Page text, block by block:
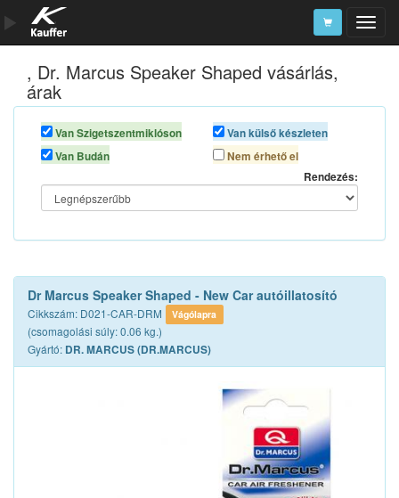
Szerszámkatalógus
Kosár
Alkatrészek
, Dr. Marcus Speaker Shaped vásárlás,
árak
Van Szigetszentmiklóson
Van Budán
Van külső készleten
Nem érhető el
Rendezés:
Dr Marcus Speaker Shaped - New Car autóillatosító
Cikkszám: D021-CAR-DRM Vágólapra
(csomagolási súly: 0.06 kg.)
Gyártó: DR. MARCUS (DR.MARCUS)